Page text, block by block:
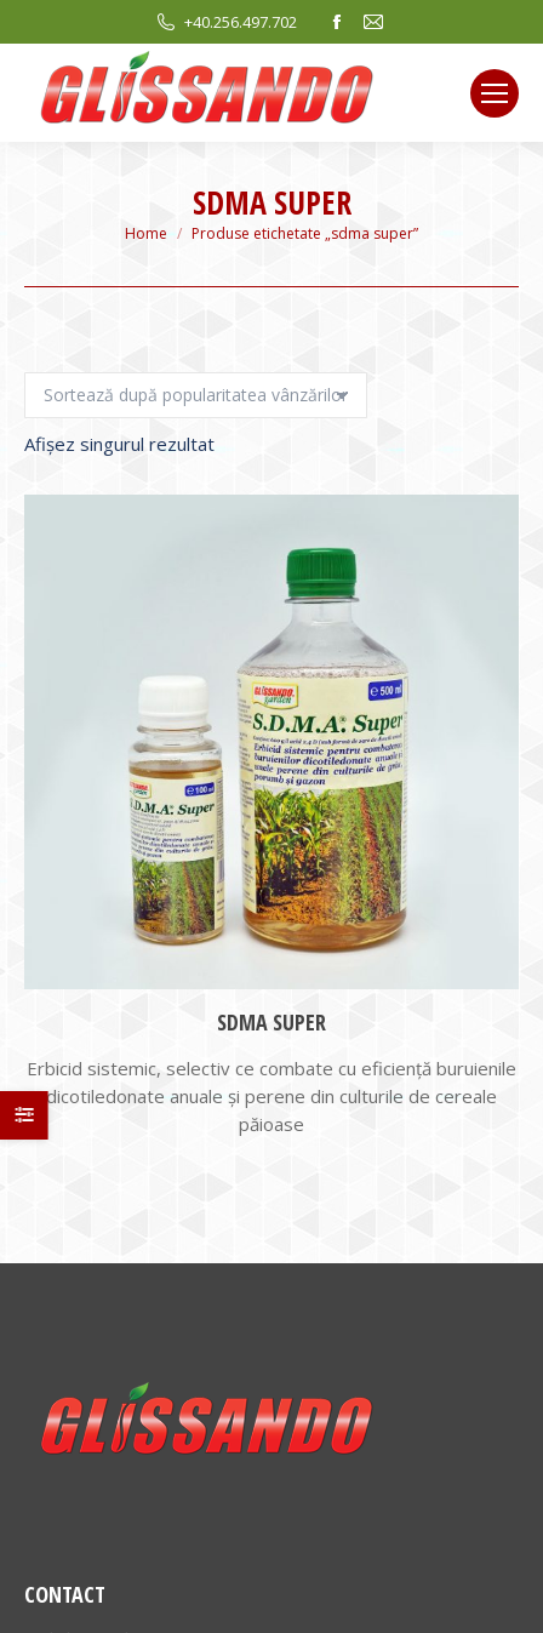
+40.256.497.702
Facebook
opens
in
new
Mail
new
SDMA SUPER
You are here:
Home Produse etichetate „sdma super”
Afișez singurul rezultat
SDMA SUPER
Erbicid sistemic, selectiv ce combate cu eficienţă buruienile
dicotiledonate anuale şi perene din culturile de cereale
păioase
CONTACT